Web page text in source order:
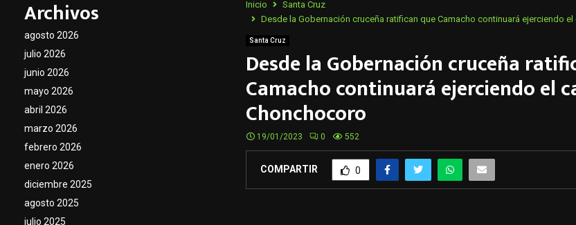
Inicio
Santa Cruz
Desde la Gobernación cruceña ratifican que Camacho continuará ejerciendo
Santa Cruz
Desde la Gobernación cruceña
Camacho continuará ejerciendo el
Chonchocoro
19/01/2023 0 552
COMPARTIR 0
Archivos
agosto 2026
julio 2026
junio 2026
mayo 2026
abril 2026
marzo 2026
febrero 2026
enero 2026
diciembre 2025
agosto 2025
julio 2025